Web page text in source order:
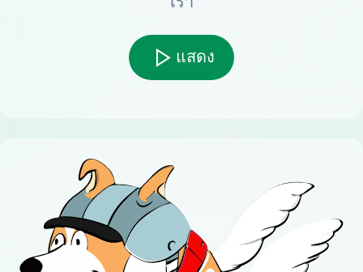
แสดง